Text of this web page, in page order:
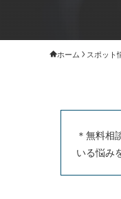
ホーム スポット
＊無料相
いる悩み